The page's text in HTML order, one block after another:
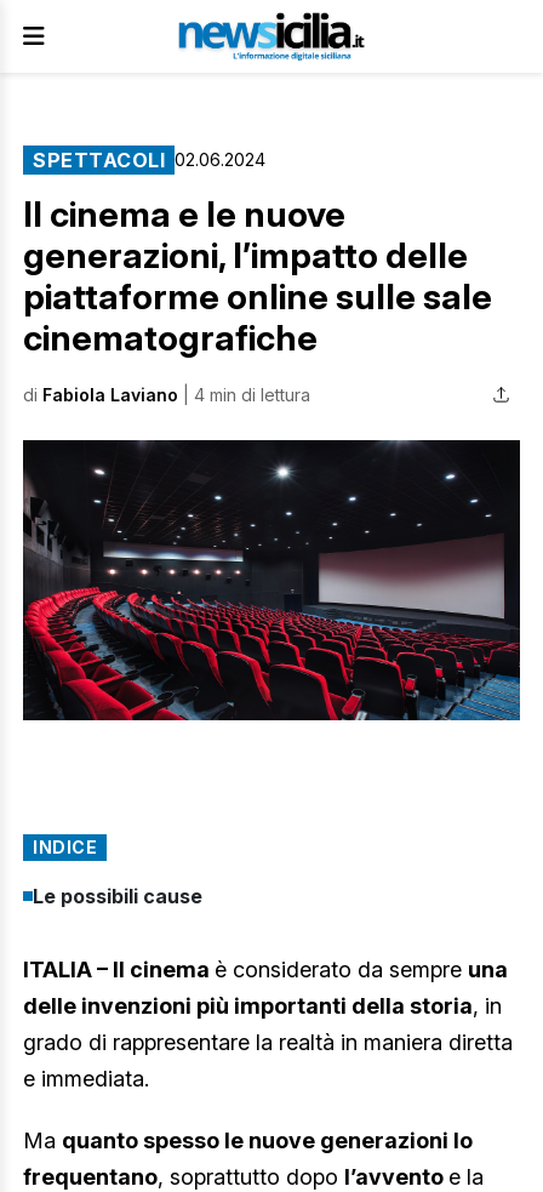
SPETTACOLI 02.06.2024
Il cinema e le nuove
generazioni, l’impatto delle
piattaforme online sulle sale
cinematografiche
di Fabiola Laviano | 4 min di lettura
INDICE
Le possibili cause
ITALIA – Il cinema è considerato da sempre una
delle invenzioni più importanti della storia, in
grado di rappresentare la realtà in maniera diretta
e immediata.
Ma quanto spesso le nuove generazioni lo
frequentano, soprattutto dopo l’avvento e la